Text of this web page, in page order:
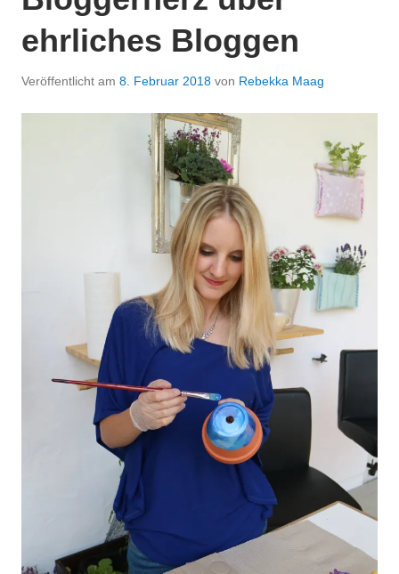
ehrliches Bloggen
Veröffentlicht am 8. Februar 2018 von Rebekka Maag